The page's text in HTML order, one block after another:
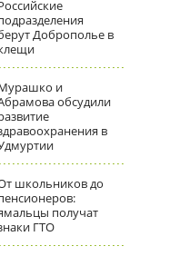
Доброполье в
и
обсудили
в
школьников до
получат
ГТО